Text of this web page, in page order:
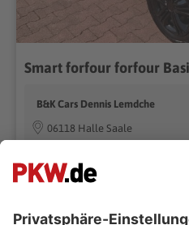
Smart forfour forfour
B&K Cars Dennis Lemdche
06118 Halle Saale
12/2017